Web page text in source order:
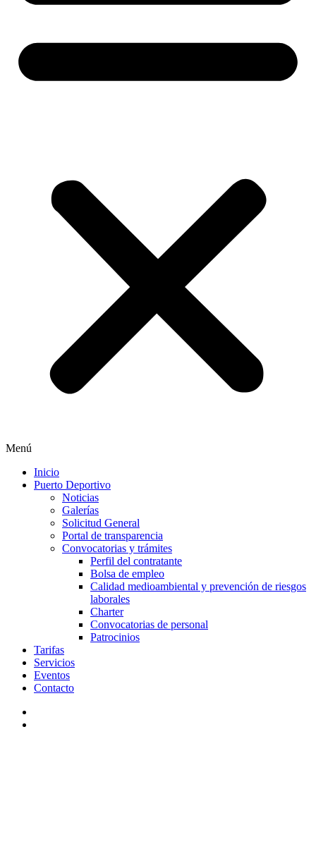
Menú
Inicio
Puerto Deportivo
Noticias
Galerías
Solicitud General
Portal de transparencia
Convocatorias y trámites
Perfil del contratante
Bolsa de empleo
Calidad medioambiental y prevención de riesgos
laborales
Charter
Convocatorias de personal
Patrocinios
Tarifas
Servicios
Eventos
Contacto